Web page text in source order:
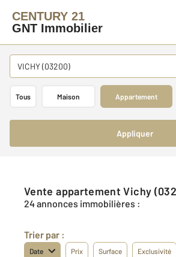
CENTURY 21
GNT Immobilier
VICHY (03200)
Tous Maison Appartement
Appliquer
Vente appartement Vichy
24 annonces immobilières :
Trier par :
Date Prix Surface Exclusivité